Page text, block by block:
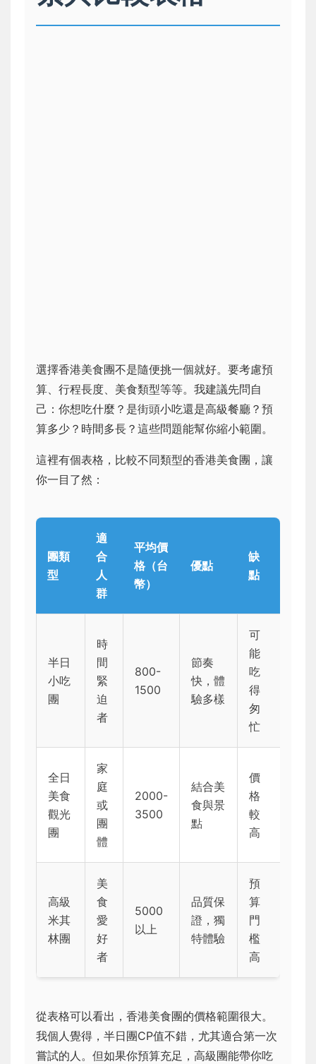
選擇香港美食團不是隨便挑一個就好。要考慮預
算、行程長度、美食類型等等。我建議先問自
己：你想吃什麼？是街頭小吃還是高級餐廳？預
算多少？時間多長？這些問題能幫你縮小範圍。
這裡有個表格，比較不同類型的香港美食團，讓
你一目了然：
團類
型
適
合
人
群
平均價
格（台
幣）
優點
缺
點
半日
小吃
團
時
間
緊
迫
者
800-
1500
節奏
快，體
驗多樣
可
能
吃
得
匆
忙
全日
美食
觀光
團
家
庭
或
團
體
2000-
3500
結合美
食與景
點
價
格
較
高
高級
米其
林團
美
食
愛
好
者
5000
以上
品質保
證，獨
特體驗
預
算
門
檻
高
從表格可以看出，香港美食團的價格範圍很大。
我個人覺得，半日團CP值不錯，尤其適合第一次
嘗試的人。但如果你預算充足，高級團能帶你吃